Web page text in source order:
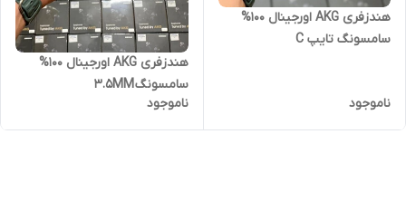
هندزفری AKG اورجینال 100%
سامسونگ تایپ C
ناموجود
هندزفری AKG اورجینال 100%
سامسونگ 3.5MM
ناموجود